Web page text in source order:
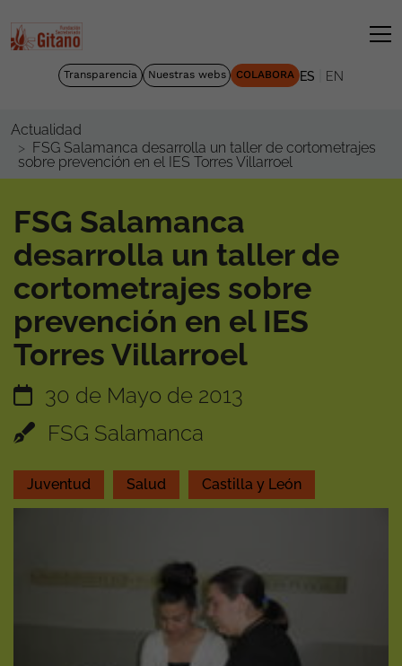
Transparencia Nuestras webs COLABORA ES EN
Actualidad
FSG Salamanca desarrolla un taller de cortometrajes
sobre prevención en el IES Torres Villarroel
FSG Salamanca
desarrolla un taller de
cortometrajes sobre
prevención en el IES
Torres Villarroel
30 de Mayo de 2013
FSG Salamanca
Juventud Salud Castilla y León